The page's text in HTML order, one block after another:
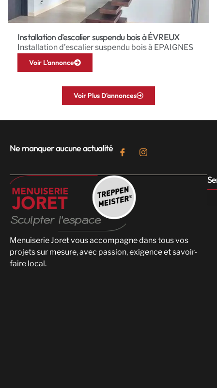
Installation d'escalier suspendu bois à ÉVREUX
Installation d’escalier suspendu bois à EPAIGNES
Voir L'annonce
Voir Plus D'annonces
Ne manquer aucune actualité
Menuiserie Joret vous accompagne dans tous vos
projets sur mesure, avec passion, exigence et savoir-
faire local.